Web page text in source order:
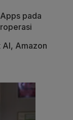
pada
AI, Amazon